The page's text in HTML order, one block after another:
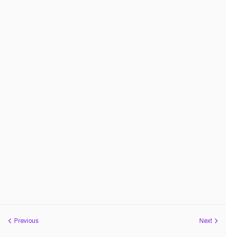
Previous Next